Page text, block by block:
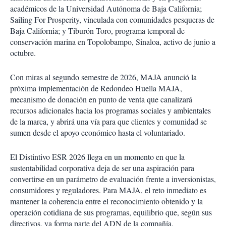
académicos de la Universidad Autónoma de Baja California;
Sailing For Prosperity, vinculada con comunidades pesqueras de
Baja California; y Tiburón Toro, programa temporal de
conservación marina en Topolobampo, Sinaloa, activo de junio a
octubre.
Con miras al segundo semestre de 2026, MAJA anunció la
próxima implementación de Redondeo Huella MAJA,
mecanismo de donación en punto de venta que canalizará
recursos adicionales hacia los programas sociales y ambientales
de la marca, y abrirá una vía para que clientes y comunidad se
sumen desde el apoyo económico hasta el voluntariado.
El Distintivo ESR 2026 llega en un momento en que la
sustentabilidad corporativa deja de ser una aspiración para
convertirse en un parámetro de evaluación frente a inversionistas,
consumidores y reguladores. Para MAJA, el reto inmediato es
mantener la coherencia entre el reconocimiento obtenido y la
operación cotidiana de sus programas, equilibrio que, según sus
directivos, ya forma parte del ADN de la compañía.